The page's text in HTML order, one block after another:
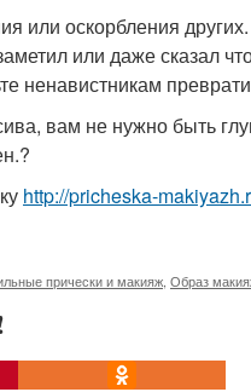
оскорбления
или даже сказал
ненавистникам
вам не нужно быть
http://pricheska-
прически и макияж Образ